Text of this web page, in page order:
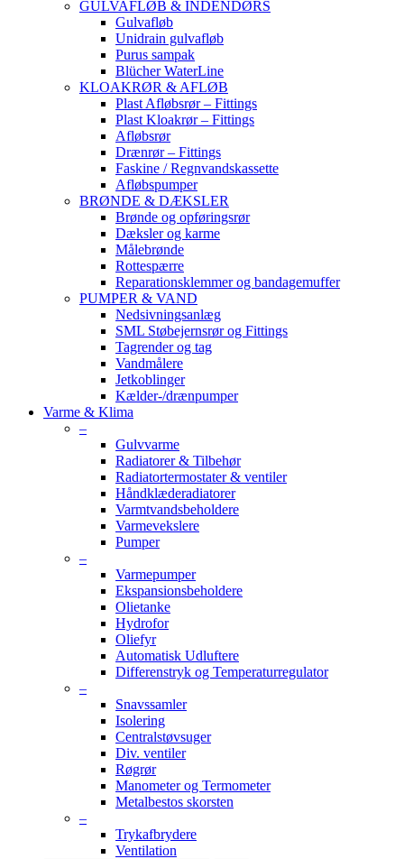
GULVAFLØB & INDENDØRS
Gulvafløb
Unidrain gulvafløb
Purus sampak
Blücher WaterLine
KLOAKRØR & AFLØB
Plast Afløbsrør – Fittings
Plast Kloakrør – Fittings
Afløbsrør
Drænrør – Fittings
Faskine / Regnvandskassette
Afløbspumper
BRØNDE & DÆKSLER
Brønde og opføringsrør
Dæksler og karme
Målebrønde
Rottespærre
Reparationsklemmer og bandagemuffer
PUMPER & VAND
Nedsivningsanlæg
SML Støbejernsrør og Fittings
Tagrender og tag
Vandmålere
Jetkoblinger
Kælder-/drænpumper
Varme & Klima
–
Gulvvarme
Radiatorer & Tilbehør
Radiatortermostater & ventiler
Håndklæderadiatorer
Varmtvandsbeholdere
Varmevekslere
Pumper
–
Varmepumper
Ekspansionsbeholdere
Olietanke
Hydrofor
Oliefyr
Automatisk Udluftere
Differenstryk og Temperaturregulator
–
Snavssamler
Isolering
Centralstøvsuger
Div. ventiler
Røgrør
Manometer og Termometer
Metalbestos skorsten
–
Trykafbrydere
Ventilation